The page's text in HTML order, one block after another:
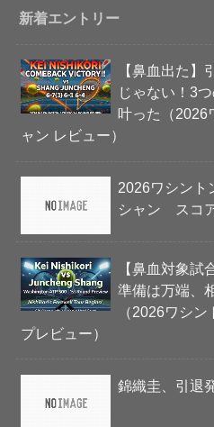
新着エントリー
【鼻血出た】
じゃない！3
叶った（2026
ャン レビュー）
2026ワシン
シャン スコ
【鼻血対象試
準備は万端、
（2026ワシ
プレビュー）
錦織圭、引退